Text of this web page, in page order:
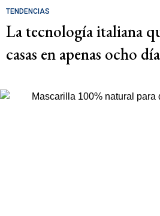
TENDENCIAS
La tecnología italiana
casas en apenas ocho